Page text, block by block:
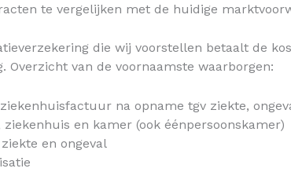
te vergelijken met de huidige
die wij voorstellen betaalt de
Overzicht van de voornaamste waarborgen:
na opname tgv ziekte,
en kamer (ook éénpersoonskamer)
en ongeval